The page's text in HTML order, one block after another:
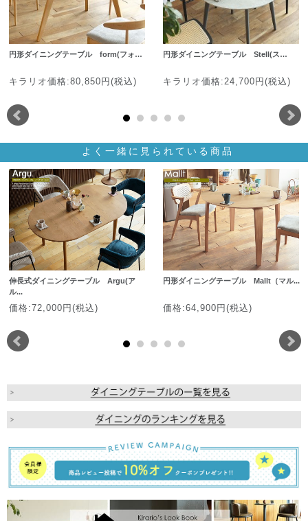
円形ダイニングテーブル form(フォ…
キラリオ価格:80,850円(税込)
円形ダイニングテーブル Stell(ス…
キラリオ価格:24,700円(税込)
よく一緒に見られている商品
伸長式ダイニングテーブル Argu(ア
ル...
価格:72,000円(税込)
円形ダイニングテーブル Mallt（マル...
価格:64,900円(税込)